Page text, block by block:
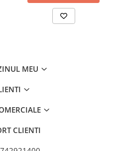
MEU
CLIENTI